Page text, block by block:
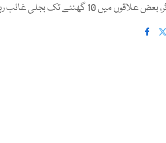
رہتی ہے، پی ٹی اے کا اعتراف